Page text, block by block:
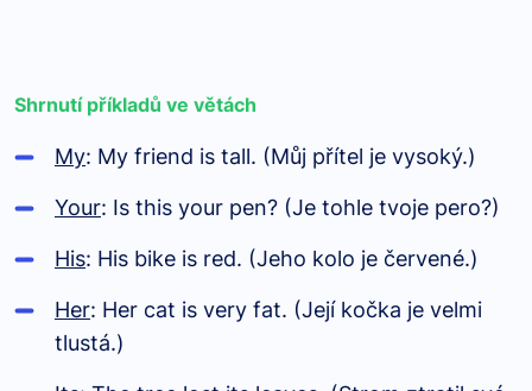
Shrnutí příkladů ve větách
My: My friend is tall. (Můj přítel je vysoký.)
Your: Is this your pen? (Je tohle tvoje pero?)
His: His bike is red. (Jeho kolo je červené.)
Her: Her cat is very fat. (Její kočka je velmi
tlustá.)